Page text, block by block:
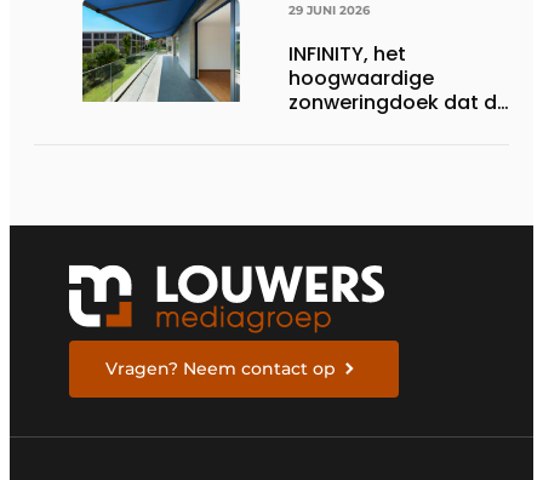
29 JUNI 2026
INFINITY, het
hoogwaardige
zonweringdoek dat de
Vragen? Neem contact op